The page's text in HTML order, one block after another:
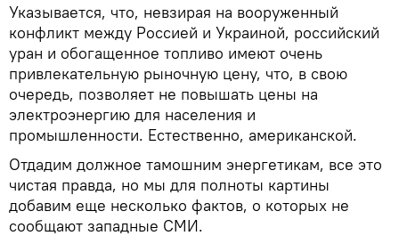
Указывается, что, невзирая на вооруженный
конфликт между Россией и Украиной, российский
уран и обогащенное топливо имеют очень
привлекательную рыночную цену, что, в свою
очередь, позволяет не повышать цены на
электроэнергию для населения и
промышленности. Естественно, американской.
Отдадим должное тамошним энергетикам, все это
чистая правда, но мы для полноты картины
добавим еще несколько фактов, о которых не
сообщают западные СМИ.